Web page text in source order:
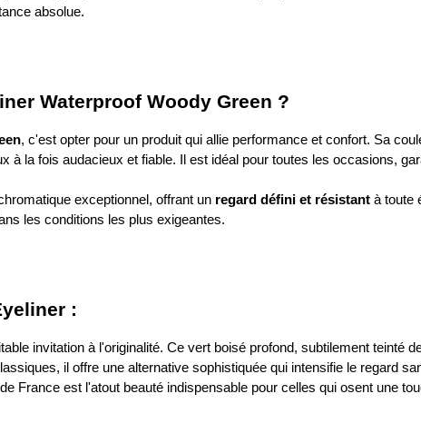
absolue.
Waterproof Woody Green ?
, c'est opter pour un produit qui allie performance et confort. Sa
à la fois audacieux et fiable. Il est idéal pour toutes les occasions,
exceptionnel, offrant un regard défini et résistant à toute
les conditions les plus exigeantes.
:
invitation à l'originalité. Ce vert boisé profond, subtilement teinté
il offre une alternative sophistiquée qui intensifie le regard
France est l'atout beauté indispensable pour celles qui osent une